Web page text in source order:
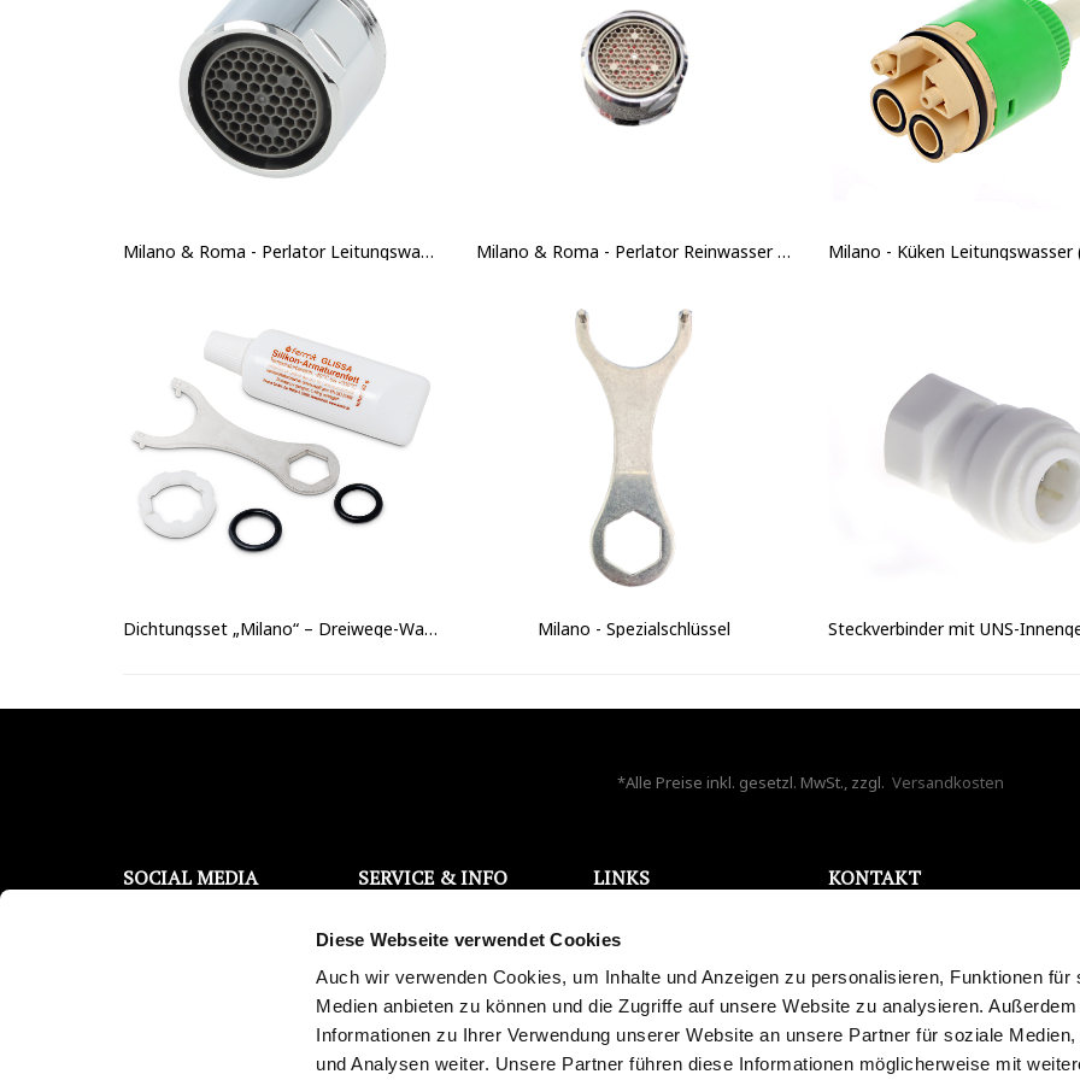
Diese Webseite verwendet Cookies
Auch wir verwenden Cookies, um Inhalte und Anzeigen zu personalisieren, Funktionen für
Medien anbieten zu können und die Zugriffe auf unsere Website zu analysieren.
Informationen zu Ihrer Verwendung unserer Website an unsere Partner für soziale Medien,
und Analysen weiter. Unsere Partner führen diese Informationen möglicherweise mit
Milano & Roma - Perlator Leitungswasser - Chrom Milano & Roma - Perlator Reinwasser - Chrom
Dichtungsset „Milano“ – Dreiwege-Wasserhahn (inkl. Armaturenfett) Milano - Spezialschlüssel
*Alle Preise inkl. gesetzl. MwSt., zzgl. Versandkosten
SOCIAL MEDIA SERVICE & INFO
Kontaktanfrage
Kostenloser Wassertest
Trinkwasser Broschüre
Reklamations-/
LINKS
AGB
Datenschutz
Impressum
Karriere
Blog
KONTAKT
86441 Zusmarshausen
Deutschland
info@bela-aqua.de